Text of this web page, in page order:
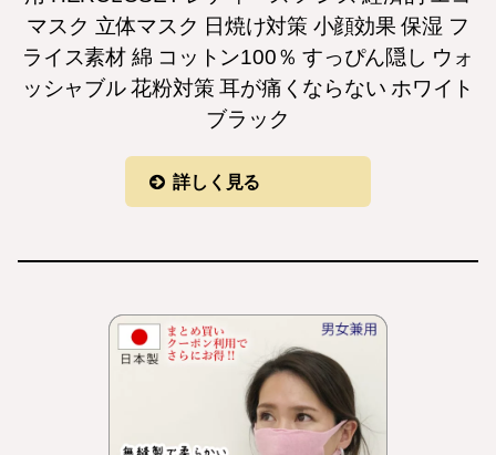
マスク 立体マスク 日焼け対策 小顔効果 保湿 フ
ライス素材 綿 コットン100％ すっぴん隠し ウォ
ッシャブル 花粉対策 耳が痛くならない ホワイト
ブラック
詳しく見る